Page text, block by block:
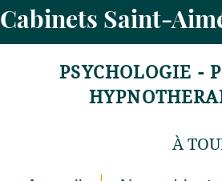
Cabinets Saint-
PSYCHOLOGIE -
À